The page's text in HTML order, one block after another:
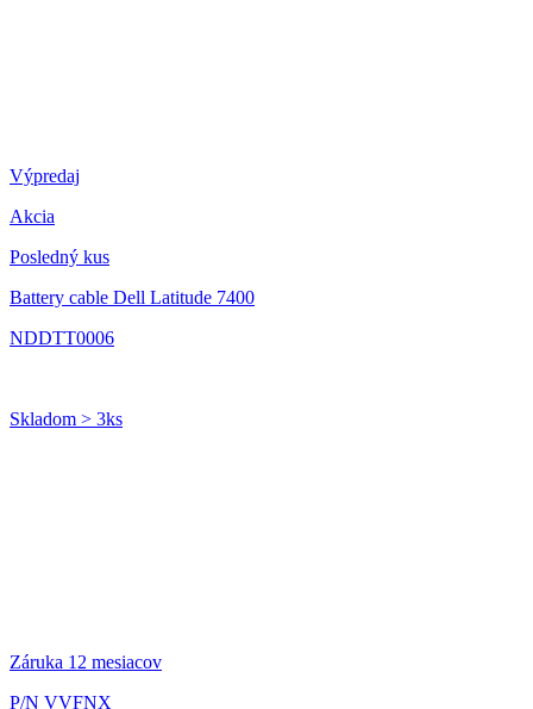
Výpredaj
Akcia
Posledný kus
Battery cable Dell Latitude 7400
NDDTT0006
Skladom > 3ks
Záruka 12 mesiacov
P/N VVFNX